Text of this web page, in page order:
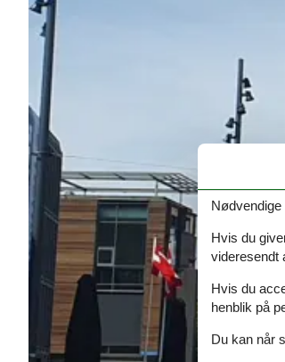
Hvis du
videresendt
Hvis du
henblik på
Du kan når